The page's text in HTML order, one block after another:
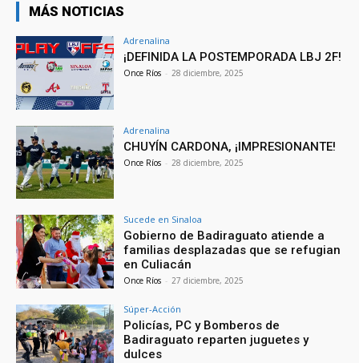
MÁS NOTICIAS
Adrenalina
¡DEFINIDA LA POSTEMPORADA LBJ 2F!
Once Ríos - 28 diciembre, 2025
Adrenalina
CHUYÍN CARDONA, ¡IMPRESIONANTE!
Once Ríos - 28 diciembre, 2025
Sucede en Sinaloa
Gobierno de Badiraguato atiende a
familias desplazadas que se refugian
en Culiacán
Once Ríos - 27 diciembre, 2025
Súper-Acción
Policías, PC y Bomberos de
Badiraguato reparten juguetes y
dulces